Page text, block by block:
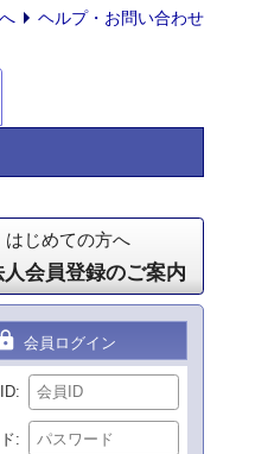
ヘルプ・お問い合わせ
はじめての方へ
会員登録のご案内
会員ログイン
ID